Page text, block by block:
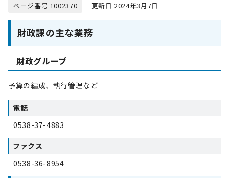
ページ番号 1002370 更新日 2024年3月7日
財政課の主な業務
財政グループ
予算の編成、執行管理など
電話
0538-37-4883
ファクス
0538-36-8954